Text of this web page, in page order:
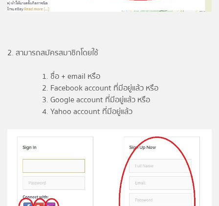
2. สามารถสมัครสมาชิกโดยใช้
ชื่อ + email หรือ
Facebook account ที่มีอยู่แล้ว หรือ
Google account ที่มีอยู่แล้ว หรือ
Yahoo account ที่มีอยู่แล้ว